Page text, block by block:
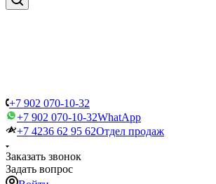
+7 902 070-10-32
+7 902 070-10-32WhatApp
+7 4236 62 95 62Отдел продаж
Заказать звонок
Задать вопрос